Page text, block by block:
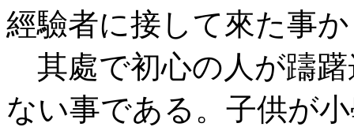
經驗者に接して來た事
其處で初心の人が躊
ない事である。子供が